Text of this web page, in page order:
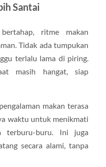
Santai
ritme makan
Tidak ada tumpukan
terlalu lama di piring.
masih hangat, siap
makan terasa
waktu untuk menikmati
terburu-buru. Ini juga
secara alami, tanpa